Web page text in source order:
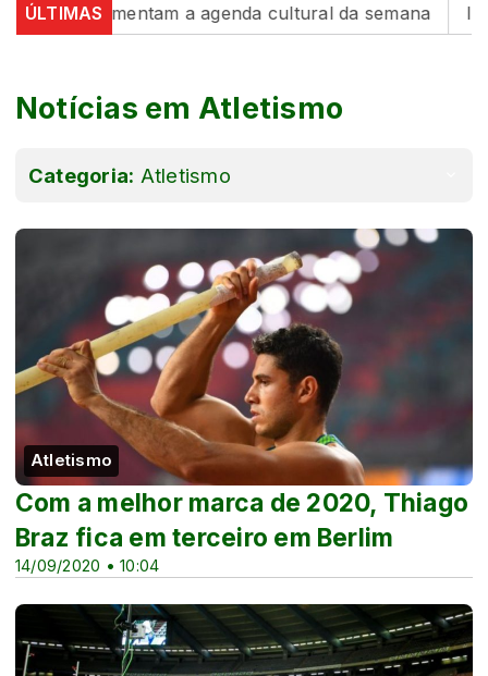
ÚLTIMAS a agenda cultural da semana
Notícias em Atletismo
Categoria: Atletismo
Atletismo
14/09/2020 • 10:04
Com a melhor marca de 2020, Thiago
Braz fica em terceiro em Berlim